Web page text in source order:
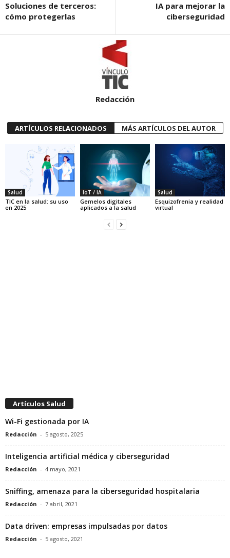
Soluciones de terceros:
cómo protegerlas
IA para mejorar la
ciberseguridad
Redacción
ARTÍCULOS RELACIONADOS MÁS ARTÍCULOS DEL AUTOR
Salud
TIC en la salud: su uso
en 2025
IoT / IA
Gemelos digitales
aplicados a la salud
Salud
Esquizofrenia y realidad
virtual
Artículos Salud
Wi-Fi gestionada por IA
Redacción - 5 agosto, 2025
Inteligencia artificial médica y ciberseguridad
Redacción - 4 mayo, 2021
Sniffing, amenaza para la ciberseguridad hospitalaria
Redacción - 7 abril, 2021
Data driven: empresas impulsadas por datos
Redacción - 5 agosto, 2021